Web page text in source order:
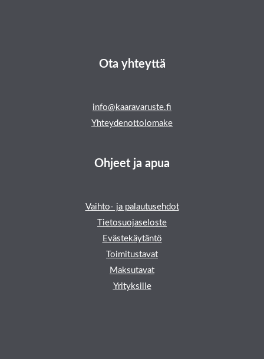
Ota yhteyttä
info@kaaravaruste.fi
Yhteydenottolomake
Ohjeet ja apua
Vaihto- ja palautusehdot
Tietosuojaseloste
Evästekäytäntö
Toimitustavat
Maksutavat
Yrityksille